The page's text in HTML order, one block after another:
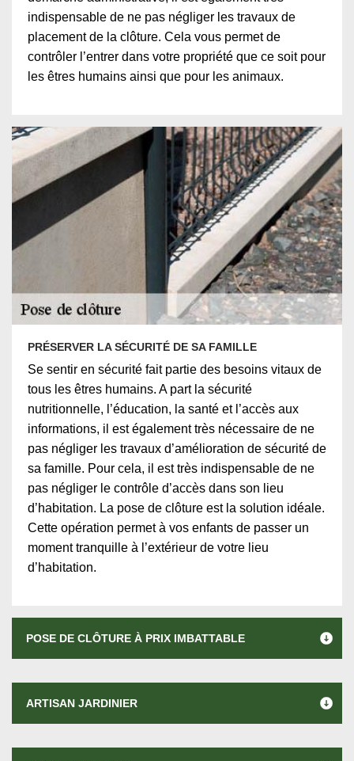
indispensable de ne pas négliger les travaux de
placement de la clôture. Cela vous permet de
contrôler l’entrer dans votre propriété que ce soit pour
les êtres humains ainsi que pour les animaux.
PRÉSERVER LA SÉCURITÉ DE SA FAMILLE
Se sentir en sécurité fait partie des besoins vitaux de
tous les êtres humains. A part la sécurité
nutritionnelle, l’éducation, la santé et l’accès aux
informations, il est également très nécessaire de ne
pas négliger les travaux d’amélioration de sécurité de
sa famille. Pour cela, il est très indispensable de ne
pas négliger le contrôle d’accès dans son lieu
d’habitation. La pose de clôture est la solution idéale.
Cette opération permet à vos enfants de passer un
moment tranquille à l’extérieur de votre lieu
d’habitation.
POSE DE CLÔTURE À PRIX IMBATTABLE
ARTISAN JARDINIER